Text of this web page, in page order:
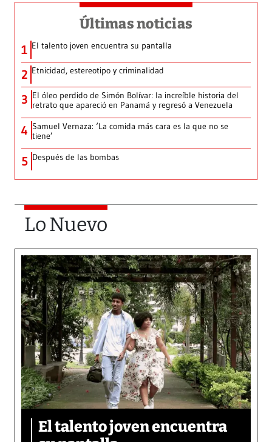
Últimas noticias
1 El talento joven encuentra su pantalla​
2 Etnicidad, estereotipo y criminalidad
3 El óleo perdido de Simón Bolívar: la increíble historia del
retrato que apareció en Panamá y regresó a Venezuela
4 Samuel Vernaza: ‘La comida más cara es la que no se
tiene’
5 Después de las bombas
Lo Nuevo
El talento joven encuentra